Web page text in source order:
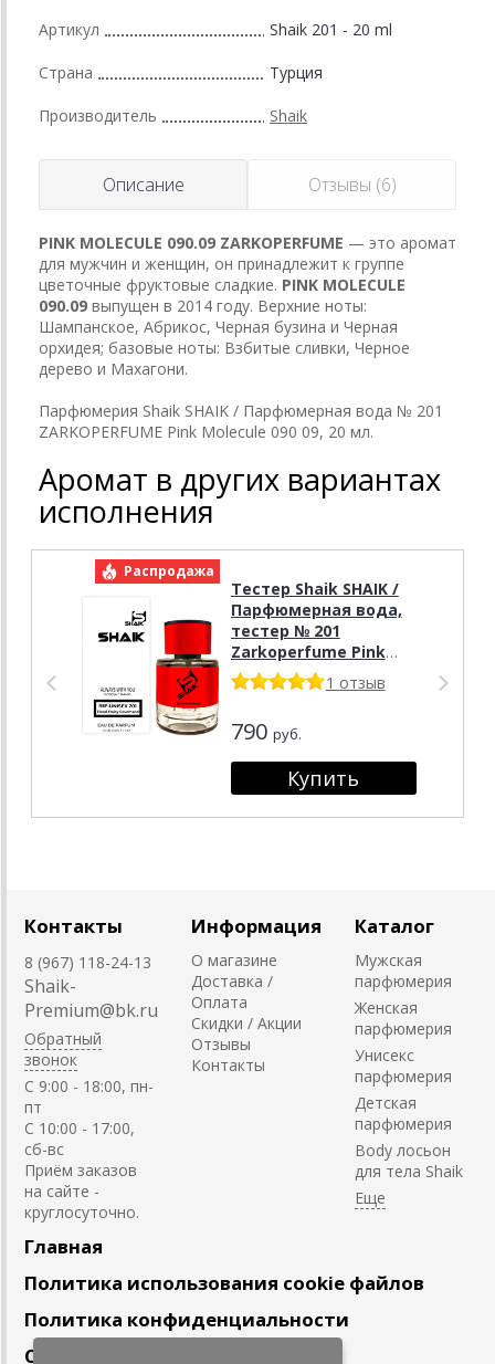
Артикул Shaik 201 - 20 ml
Страна Турция
Производитель Shaik
Описание Отзывы (6)
PINK MOLECULE 090.09 ZARKOPERFUME — это аромат
для мужчин и женщин, он принадлежит к группе
цветочные фруктовые сладкие. PINK MOLECULE
090.09 выпущен в 2014 году. Верхние ноты:
Шампанское, Абрикос, Черная бузина и Черная
орхидея; базовые ноты: Взбитые сливки, Черное
дерево и Махагони.
Парфюмерия Shaik SHAIK / Парфюмерная вода № 201
ZARKOPERFUME Pink Molecule 090 09, 20 мл.
Аромат в других вариантах
исполнения
Распродажа
Тестер Shaik SHAIK /
Парфюмерная вода,
тестер № 201
Zarkoperfume Pink
Molecul 090.09, 25 мл.
Tester
1 отзыв
790 руб.
Контакты
8 (967) 118-24-13
Shaik-
Premium@bk.ru
Обратный
звонок
C 9:00 - 18:00, пн-
пт
С 10:00 - 17:00,
сб-вс
Приём заказов
на сайте -
круглосуточно.
Информация
О магазине
Доставка /
Оплата
Скидки / Акции
Отзывы
Контакты
Каталог
Мужская
парфюмерия
Женская
парфюмерия
Унисекс
парфюмерия
Детская
парфюмерия
Body лосьон
для тела Shaik
Главная
Политика использования cookie файлов
Политика конфиденциальности
Сотрудничество